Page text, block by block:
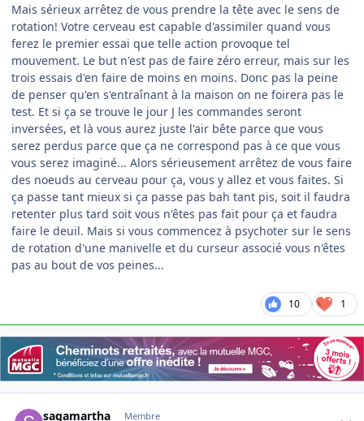
Mais sérieux arrêtez de vous prendre la tête avec le sens de
rotation! Votre cerveau est capable d'assimiler quand vous
ferez le premier essai que telle action provoque tel
mouvement. Le but n'est pas de faire zéro erreur, mais sur les
trois essais d'en faire de moins en moins. Donc pas la peine
de penser qu'en s'entraînant à la maison on ne foirera pas le
test. Et si ça se trouve le jour J les commandes seront
inversées, et là vous aurez juste l'air bête parce que vous
serez perdus parce que ça ne correspond pas à ce que vous
vous serez imaginé... Alors sérieusement arrêtez de vous faire
des noeuds au cerveau pour ça, vous y allez et vous faites. Si
ça passe tant mieux si ça passe pas bah tant pis, soit il faudra
retenter plus tard soit vous n'êtes pas fait pour ça et faudra
faire le deuil. Mais si vous commencez à psychoter sur le sens
de rotation d'une manivelle et du curseur associé vous n'êtes
pas au bout de vos peines...
10 1
sagamartha Membre